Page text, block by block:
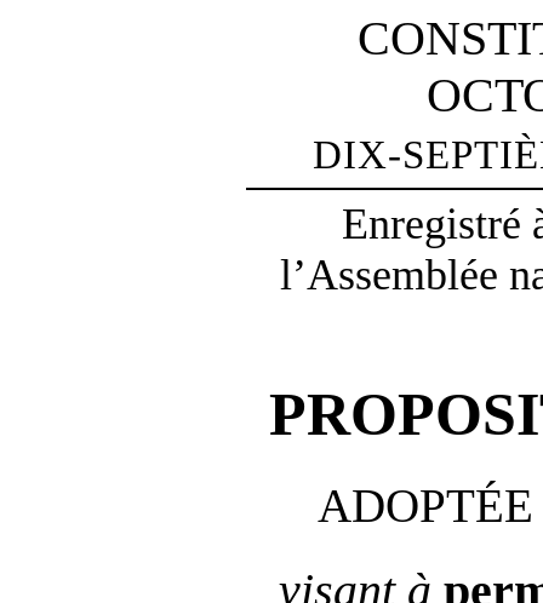
DIX-
Enregistré
l’Assemblée
visant à